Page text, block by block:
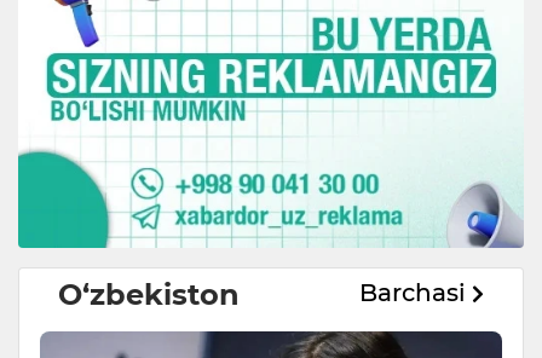
O‘zbekiston Barchasi